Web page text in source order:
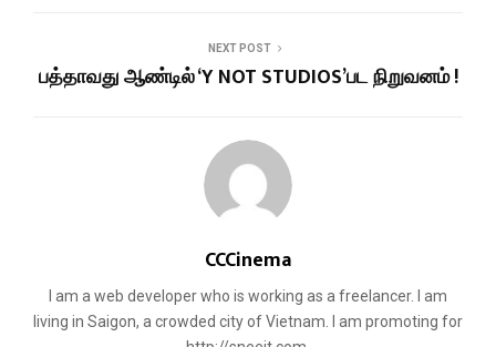
NEXT POST
பத்தாவது ஆண்டில் ‘Y NOT STUDIOS’பட நிறுவனம் !
CCCinema
I am a web developer who is working as a freelancer. I am
living in Saigon, a crowded city of Vietnam. I am promoting for